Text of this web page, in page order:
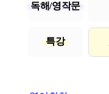
독해/영작문
특강